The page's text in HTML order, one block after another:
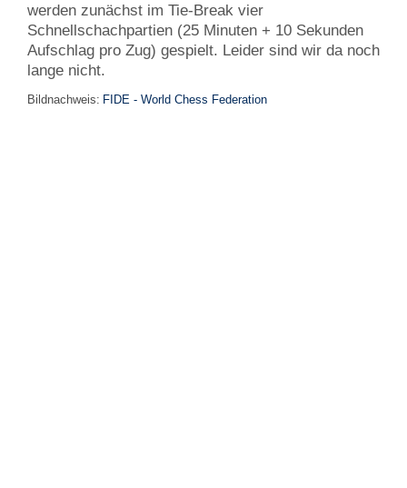
werden zunächst im Tie-Break vier
Schnellschachpartien (25 Minuten + 10 Sekunden
Aufschlag pro Zug) gespielt. Leider sind wir da noch
lange nicht.
Bildnachweis: FIDE - World Chess Federation